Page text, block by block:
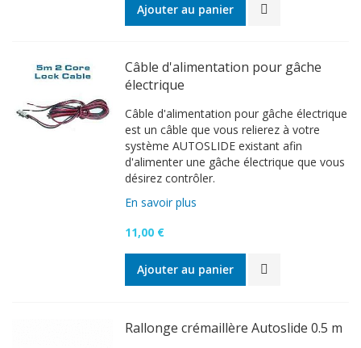
Ajouter au panier
Câble d'alimentation pour gâche
électrique
Câble d'alimentation pour gâche électrique
est un câble que vous relierez à votre
système AUTOSLIDE existant afin
d'alimenter une gâche électrique que vous
désirez contrôler.
En savoir plus
11,00 €
Ajouter au panier
Rallonge crémaillère Autoslide 0.5 m